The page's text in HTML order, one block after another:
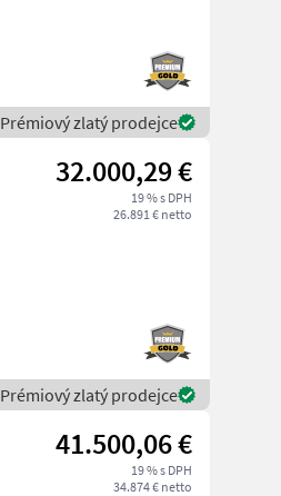
Prémiový zlatý prodejce
32.000,29 €
19 % s DPH
26.891 € netto
Prémiový zlatý prodejce
41.500,06 €
19 % s DPH
34.874 € netto